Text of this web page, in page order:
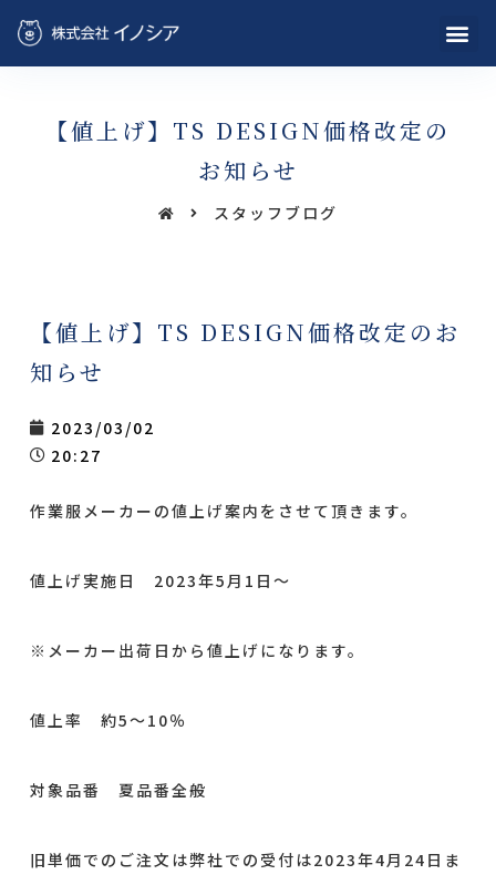
【値上げ】TS DESIGN価格改定の
お知らせ
スタッフブログ
【値上げ】TS DESIGN価格改定のお
知らせ
2023/03/02
20:27
作業服メーカーの値上げ案内をさせて頂きます。
値上げ実施日 2023年5月1日～
※メーカー出荷日から値上げになります。
値上率 約5～10％
対象品番 夏品番全般
旧単価でのご注文は弊社での受付は2023年4月24日ま